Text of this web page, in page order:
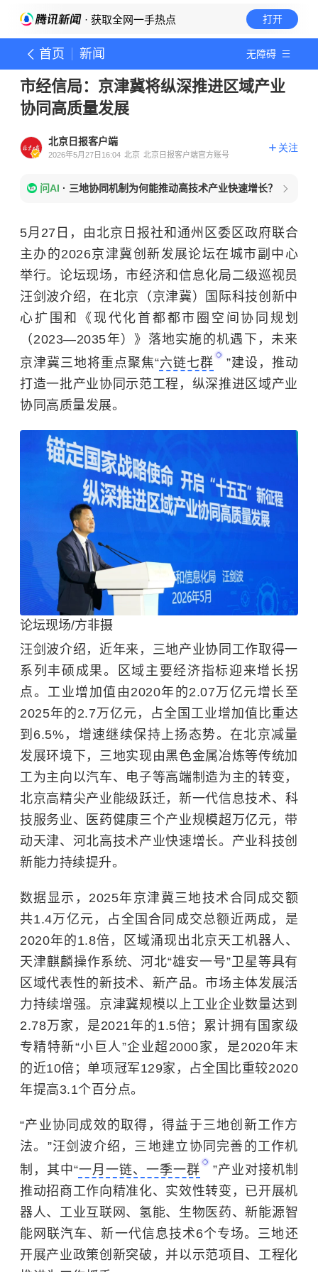
· 获取全网一手热点 打开
首页 新闻 无障碍
市经信局：京津冀将纵深推进区域产业
协同高质量发展
北京日报客户端
2026年5月27日16:04 北京 北京日报客户端官方账号
关注
问AI · 三地协同机制为何能推动高技术产业快速增长？
5月27日，由北京日报社和通州区委区政府联合
主办的2026京津冀创新发展论坛在城市副中心
举行。论坛现场，市经济和信息化局二级巡视员
汪剑波介绍，在北京（京津冀）国际科技创新中
心扩围和《现代化首都都市圈空间协同规划
（2023—2035年）》落地实施的机遇下，未来
京津冀三地将重点聚焦“六链七群
”建设，推动
打造一批产业协同示范工程，纵深推进区域产业
协同高质量发展。
论坛现场/方非摄
汪剑波介绍，近年来，三地产业协同工作取得一
系列丰硕成果。区域主要经济指标迎来增长拐
点。工业增加值由2020年的2.07万亿元增长至
2025年的2.7万亿元，占全国工业增加值比重达
到6.5%，增速继续保持上扬态势。在北京减量
发展环境下，三地实现由黑色金属冶炼等传统加
工为主向以汽车、电子等高端制造为主的转变，
北京高精尖产业能级跃迁，新一代信息技术、科
技服务业、医药健康三个产业规模超万亿元，带
动天津、河北高技术产业快速增长。产业科技创
新能力持续提升。
数据显示，2025年京津冀三地技术合同成交额
共1.4万亿元，占全国合同成交总额近两成，是
2020年的1.8倍，区域涌现出北京天工机器人、
天津麒麟操作系统、河北“雄安一号”卫星等具有
区域代表性的新技术、新产品。市场主体发展活
力持续增强。京津冀规模以上工业企业数量达到
2.78万家，是2021年的1.5倍；累计拥有国家级
专精特新“小巨人”企业超2000家，是2020年末
的近10倍；单项冠军129家，占全国比重较2020
年提高3.1个百分点。
“产业协同成效的取得，得益于三地创新工作方
法。”汪剑波介绍，三地建立协同完善的工作机
制，其中“一月一链、一季一群
”产业对接机制
推动招商工作向精准化、实效性转变，已开展机
器人、 工业互联网 、氢能、生物医药、新能源智
能网联汽车、新一代信息技术6个专场。三地还
开展产业政策创新突破，并以示范项目、工程化